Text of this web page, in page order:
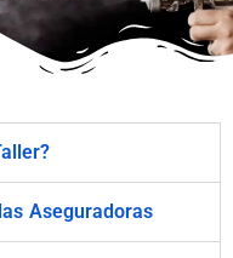
Aseguradoras